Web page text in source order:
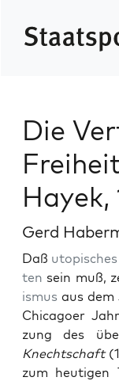
Die
Hayek,
Gerd
Daß utopis­ches
ten sein muß,
is­mus aus dem
Chica­go­er
zung des
Knechtschaft
zum heuti­gen